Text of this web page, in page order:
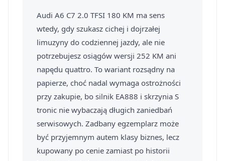
Audi A6 C7 2.0 TFSI 180 KM ma sens
wtedy, gdy szukasz cichej i dojrzałej
limuzyny do codziennej jazdy, ale nie
potrzebujesz osiągów wersji 252 KM ani
napędu quattro. To wariant rozsądny na
papierze, choć nadal wymaga ostrożności
przy zakupie, bo silnik EA888 i skrzynia S
tronic nie wybaczają długich zaniedbań
serwisowych. Zadbany egzemplarz może
być przyjemnym autem klasy biznes, lecz
kupowany po cenie zamiast po historii